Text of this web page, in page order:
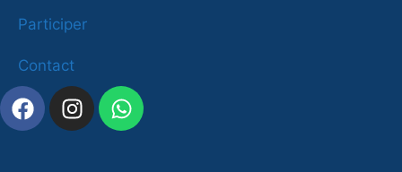
Participer
Contact